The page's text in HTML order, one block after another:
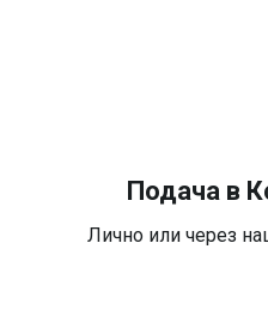
Подача в
Лично или через